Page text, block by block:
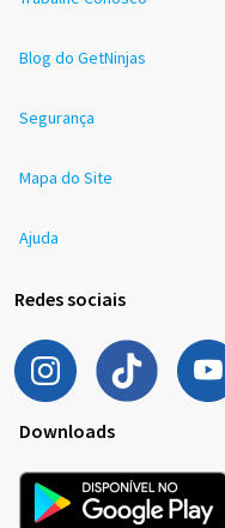
Blog do GetNinjas
Segurança
Mapa do Site
Ajuda
Redes sociais
Downloads